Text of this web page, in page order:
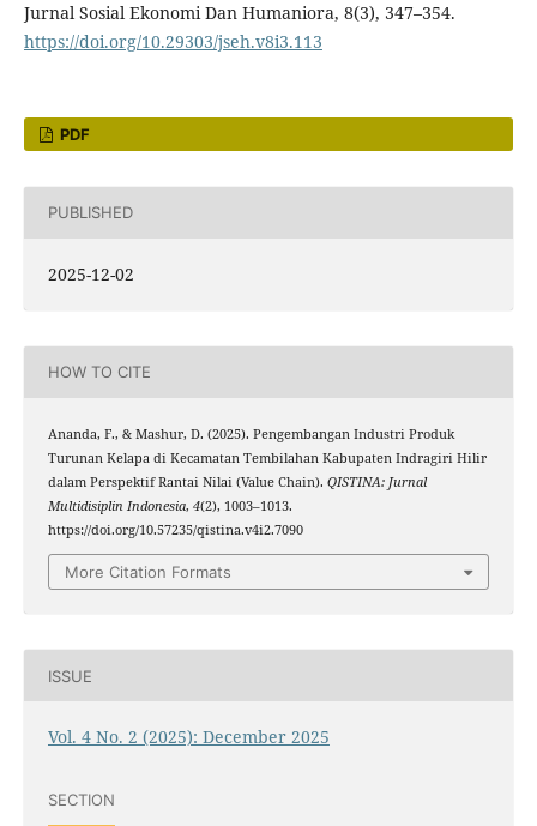
Jurnal Sosial Ekonomi Dan Humaniora, 8(3), 347–354.
https://doi.org/10.29303/jseh.v8i3.113
PDF
PUBLISHED
2025-12-02
HOW TO CITE
Ananda, F., & Mashur, D. (2025). Pengembangan Industri Produk
Turunan Kelapa di Kecamatan Tembilahan Kabupaten Indragiri Hilir
dalam Perspektif Rantai Nilai (Value Chain). QISTINA: Jurnal
Multidisiplin Indonesia, 4(2), 1003–1013.
https://doi.org/10.57235/qistina.v4i2.7090
More Citation Formats
ISSUE
Vol. 4 No. 2 (2025): December 2025
SECTION